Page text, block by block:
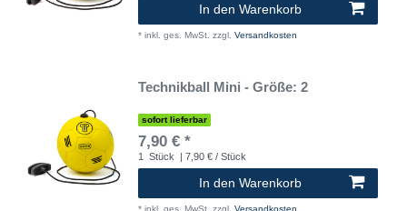
In den Warenkorb
* inkl. ges. MwSt. zzgl. Versandkosten
Technikball Mini - Größe: 2
sofort lieferbar
7,90 € *
1 Stück | 7,90 € / Stück
In den Warenkorb